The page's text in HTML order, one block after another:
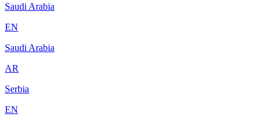
Saudi Arabia
EN
Saudi Arabia
AR
Serbia
EN